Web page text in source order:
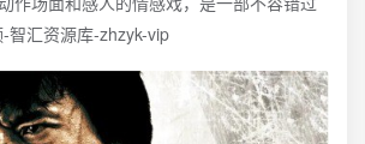
智汇资源库-zhzyk-vip